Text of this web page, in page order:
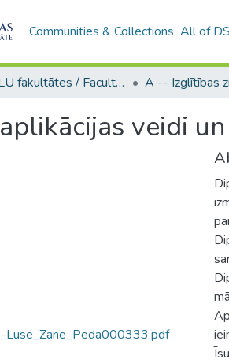
Communities & Collections All of
B4 – LU fakultātes / Faculties of the UL
veidi